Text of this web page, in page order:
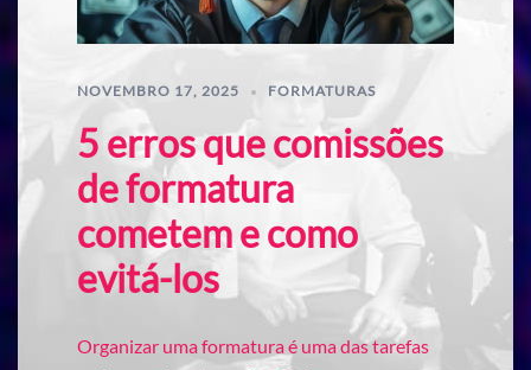
NOVEMBRO 17, 2025 FORMATURAS
5 erros que comissões
de formatura
cometem e como
evitá-los
Organizar uma formatura é uma das tarefas